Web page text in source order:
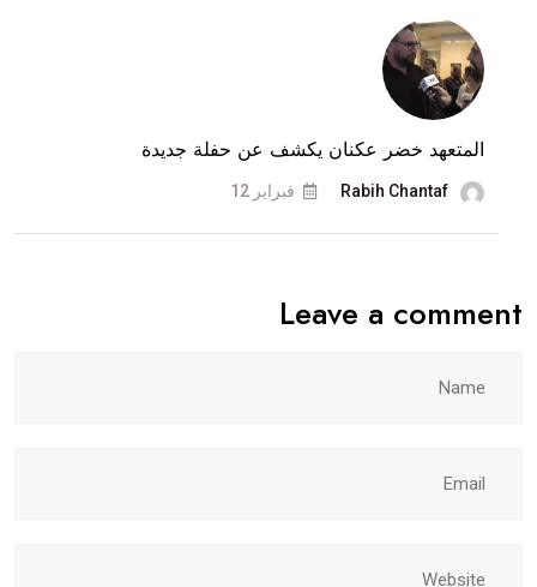
المتعهد خضر عكنان يكشف عن حفلة جديدة
Rabih Chantaf فبراير 12
Leave a comment